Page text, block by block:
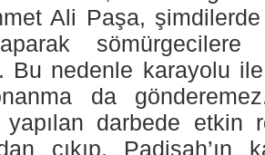
Ali Paşa,
Bu nedenle karayolu
da
yapılan darbede etkin
çıkıp, Padişah’ın